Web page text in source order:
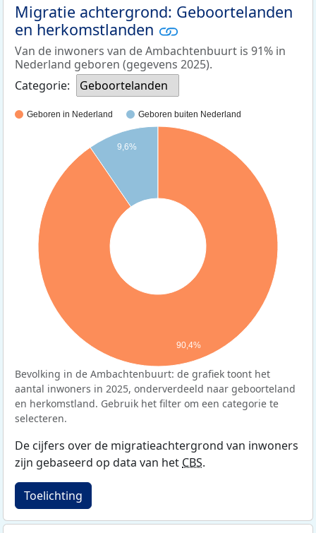
Migratie achtergrond: Geboortelanden
en herkomstlanden
Van de inwoners van de Ambachtenbuurt is 91% in
Nederland geboren (gegevens 2025).
Categorie:
Geboortelanden
Geboren in Nederland Geboren buiten Nederland
9,6%
90,4%
Bevolking in de Ambachtenbuurt: de grafiek toont het
aantal inwoners in 2025, onderverdeeld naar geboorteland
en herkomstland. Gebruik het filter om een categorie te
selecteren.
De cijfers over de migratieachtergrond van inwoners
zijn gebaseerd op data van het CBS.
Toelichting